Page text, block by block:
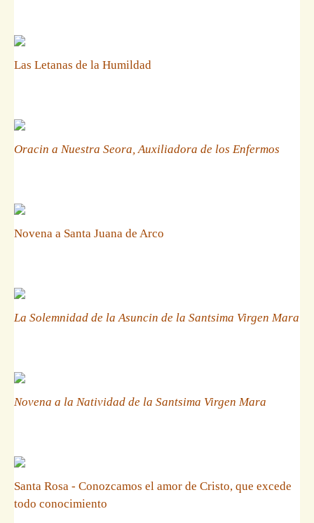
Las Letanas de la Humildad
Oracin a Nuestra Seora, Auxiliadora de los Enfermos
Novena a Santa Juana de Arco
La Solemnidad de la Asuncin de la Santsima Virgen Mara
Novena a la Natividad de la Santsima Virgen Mara
Santa Rosa - Conozcamos el amor de Cristo, que excede
todo conocimiento